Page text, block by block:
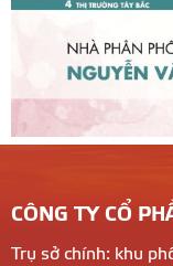
CÔNG TY CỔ
Trụ sở chính: khu